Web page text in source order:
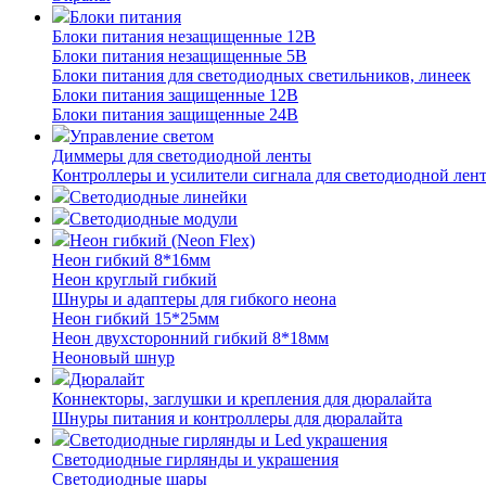
Блоки питания
Блоки питания незащищенные 12В
Блоки питания незащищенные 5В
Блоки питания для светодиодных светильников, линеек
Блоки питания защищенные 12В
Блоки питания защищенные 24В
Управление светом
Диммеры для светодиодной ленты
Контроллеры и усилители сигнала для светодиодной
Светодиодные линейки
Светодиодные модули
Неон гибкий (Neon Flex)
Неон гибкий 8*16мм
Неон круглый гибкий
Шнуры и адаптеры для гибкого неона
Неон гибкий 15*25мм
Неон двухсторонний гибкий 8*18мм
Неоновый шнур
Дюралайт
Коннекторы, заглушки и крепления для дюралайта
Шнуры питания и контроллеры для дюралайта
Светодиодные гирлянды и Led украшения
Светодиодные гирлянды и украшения
Светодиодные шары